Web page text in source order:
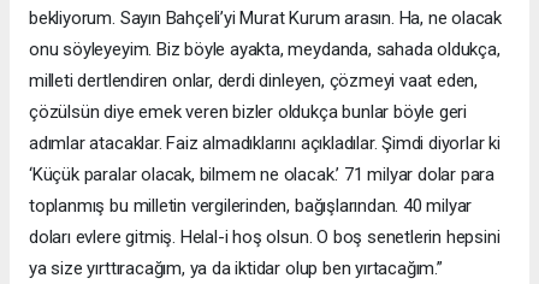
bekliyorum. Sayın Bahçeli’yi Murat Kurum arasın. Ha, ne olacak
onu söyleyeyim. Biz böyle ayakta, meydanda, sahada oldukça,
milleti dertlendiren onlar, derdi dinleyen, çözmeyi vaat eden,
çözülsün diye emek veren bizler oldukça bunlar böyle geri
adımlar atacaklar. Faiz almadıklarını açıkladılar. Şimdi diyorlar ki
‘Küçük paralar olacak, bilmem ne olacak.’ 71 milyar dolar para
toplanmış bu milletin vergilerinden, bağışlarından. 40 milyar
doları evlere gitmiş. Helal-i hoş olsun. O boş senetlerin hepsini
ya size yırttıracağım, ya da iktidar olup ben yırtacağım.”